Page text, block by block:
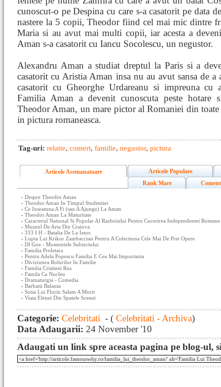
cunoscut-o pe Despina cu care s-a casatorit pe data
nastere la 5 copii, Theodor fiind cel mai mic dintre
Maria si au avut mai multi copii, iar acesta a
Aman s-a casatorit cu Iancu Socolescu, un negustor.
Alexandru Aman a studiat dreptul la Paris si a
casatorit cu Aristia Aman insa nu au avut sansa de
casatorit cu Gheorghe Urdareanu si impreuna
Familia Aman a devenit cunoscuta peste hotare
Theodor Aman, un mare pictor al Romaniei din
in pictura romaneasca.
Tag-uri: relatie, comert, familie, negustor, pictura
Articole Asemanatoare
Articole Populare
Rank Mare
- Despre Theodor Aman
- Theodor Aman In Timpul Studentiei
- Ce Inseamna A Fi (sau A Ajunge) La Aman
- Theodor Aman La Maturitate
- Caracterul National Si Popular Al Razboiului Pentru Cucerirea Independentei Romane
- Muzeul De Arta Din Craiova
- 333 I H - Batalia De La Issos
- Lupta Lui Krikor Zambaccian Pentru A Colectiona Cele Mai De Pret Opere
- Dl Goe - Momentele Subiectului
- Familia Proletara
- Pentru Adela Popescu Familia E Cea Mai Importanta
- Diviziunea Rolurilor In Familie
- Familia Cristinei Rus
- Famila Ca Nucleu
- Dramaturgia - Comedia
- Barbatii Balanta
- Sotia Lui Florin Salam A Murit
- Viata Elenei Din Spatele Scenei
Categorie: Celebritati - ( Celebritati - Archiva)
Data Adaugarii: 24 November '10
Adaugati un link spre aceasta pagina pe blog-ul,